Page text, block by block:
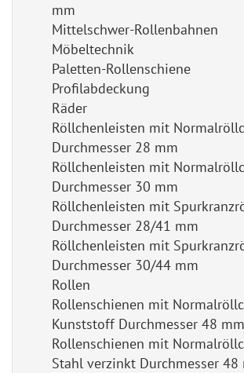
mm
Mittelschwer-Rollenbahnen
Möbeltechnik
Paletten-Rollenschiene
Profilabdeckung
Räder
Röllchenleisten mit
Durchmesser 28 mm
Röllchenleisten mit
Durchmesser 30 mm
Röllchenleisten mit
Durchmesser 28/41 mm
Röllchenleisten mit
Durchmesser 30/44 mm
Rollen
Rollenschienen mit
Kunststoff Durchmesser 48 mm
Rollenschienen mit
Stahl verzinkt Durchmesser 48